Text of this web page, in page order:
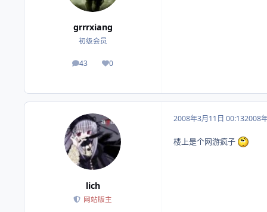
grrrxiang
初级会员
43
帖子 0
荣誉积分
lich
网站版主
2008年3月11日 00:132008
楼上是个网游疯子